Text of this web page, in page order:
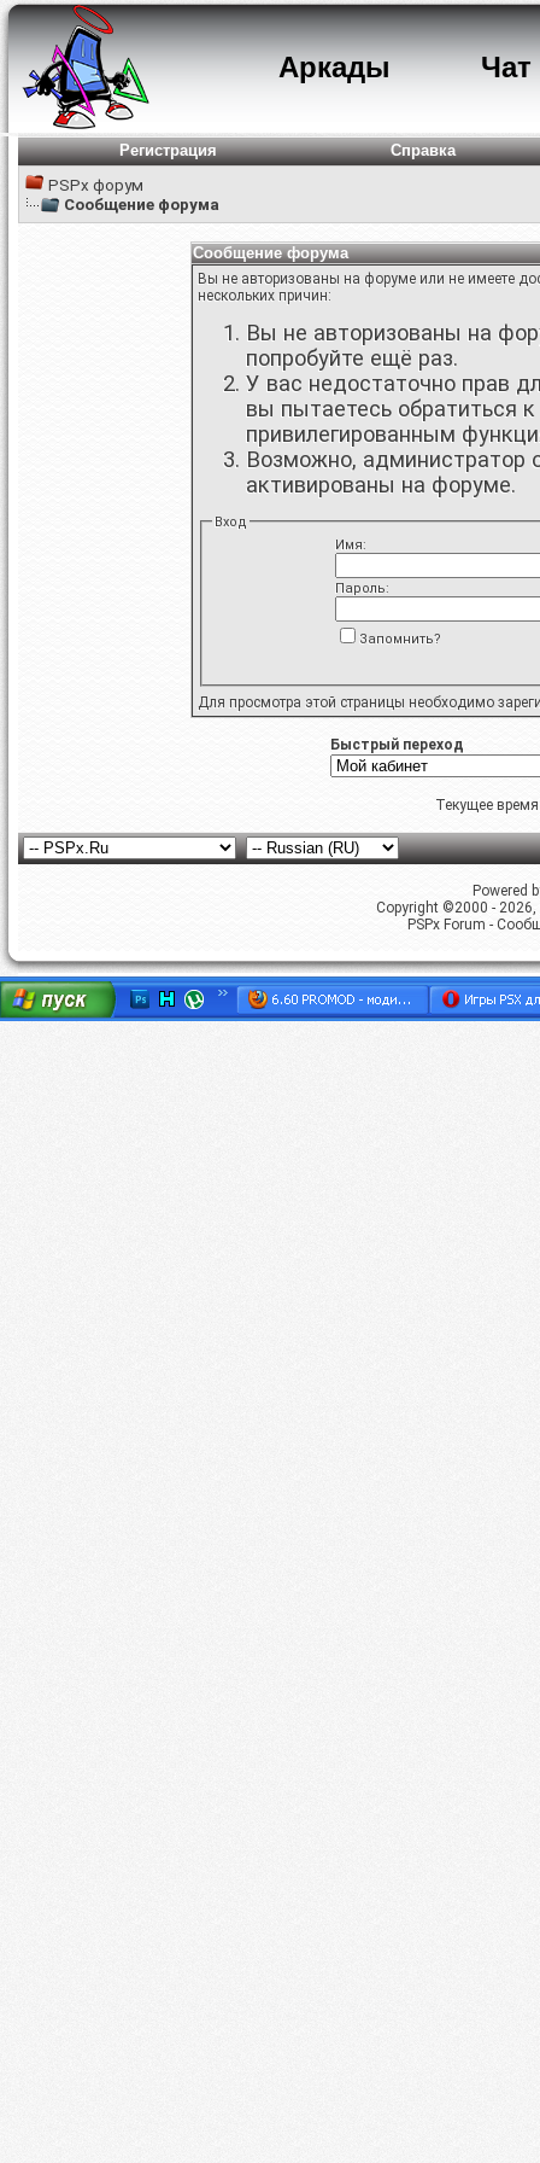
Аркады Чат
Регистрация
Справка
PSPx форум
Сообщение форума
Сообщение форума
Вы не авторизованы на форуме или не имеете
нескольких причин:
Вы не авторизованы на
попробуйте ещё раз.
У вас недостаточно прав
вы пытаетесь обратиться
привилегированным
Возможно, администратор
активированы на форуме.
Вход
Имя:
Пароль:
Запомнить?
Для просмотра этой страницы необходимо
Быстрый переход
Текущее
Powered
Copyright ©2000 -
PSPx Forum -